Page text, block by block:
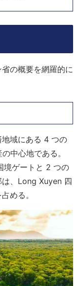
の概要を網羅的に
域にある 4 つの
中心地である。
境ゲートと 2 つの
、Long Xuyen 四
める。